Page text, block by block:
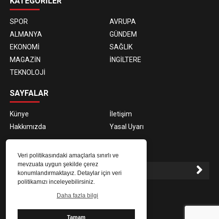
Veri politikasındaki amaçlarla sınırlı ve
mevzuata uygun şekilde çerez
konumlandırmaktayız. Detaylar için veri
politikamızı inceleyebilirsiniz.
Daha fazla bilgi
Tamam
SPOR
AVRUPA
ALMANYA
GÜNDEM
EKONOMİ
SAĞLIK
MAGAZİN
İNGİLTERE
TEKNOLOJİ
SAYFALAR
Künye
İletişim
Hakkımızda
Yasal Uyarı